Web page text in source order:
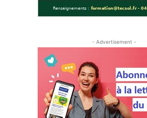
- Advertisement -